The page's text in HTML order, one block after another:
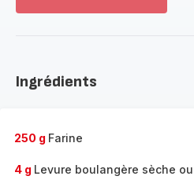
gamme
Ingrédients
250 g Farine
4 g Levure boulangère sèche